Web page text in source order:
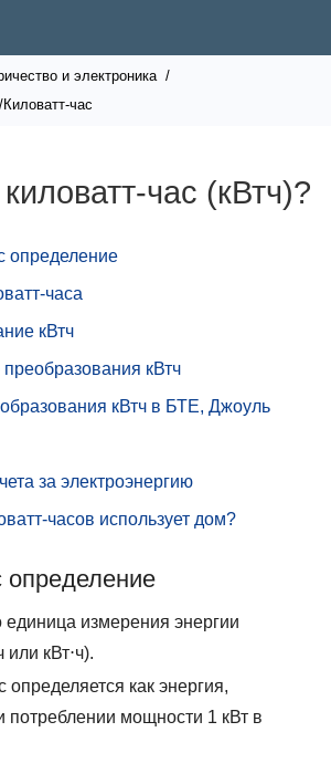
и электроника /
/Киловатт-час
час (кВтч)?
определение
часа
кВтч
преобразования кВтч
кВтч в БТЕ, Джоуль
за электроэнергию
часов использует дом?
определение
единица измерения энергии
или кВт⋅ч).
определяется как энергия,
потреблении мощности 1 кВт в